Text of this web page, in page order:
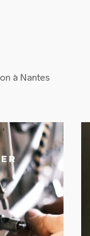
à Nantes